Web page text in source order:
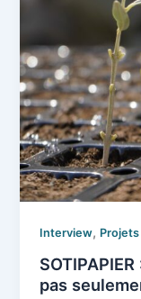
Interview, Projets
pas